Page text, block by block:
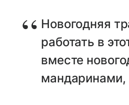
Новогодняя
работать в
вместе
мандаринами,